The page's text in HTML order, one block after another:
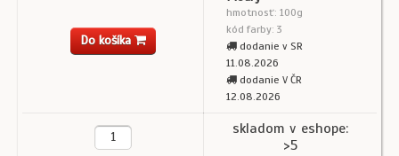
Do košíka
hmotnosť: 100g
kód farby: 3
dodanie v SR
11.08.2026
dodanie V ČR
12.08.2026
skladom v eshope:
>5